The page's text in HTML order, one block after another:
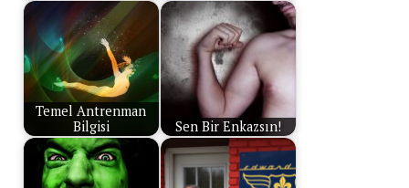
Temel Antrenman
Bilgisi
Sen Bir Enkazsın!